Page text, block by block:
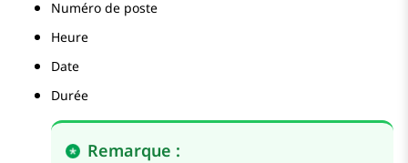
Numéro de poste
Heure
Date
Durée
Remarque :